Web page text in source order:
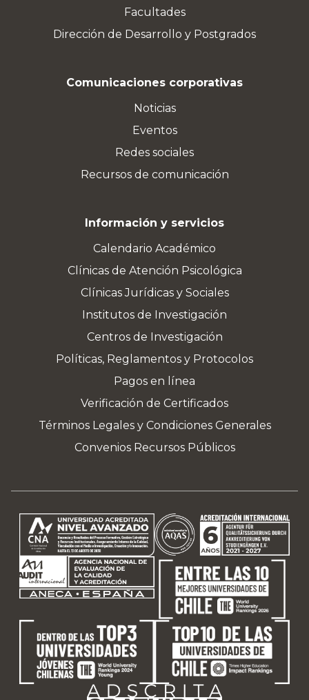
Facultades
Dirección de Desarrollo y Postgrados
Comunicaciones corporativas
Noticias
Eventos
Redes sociales
Recursos de comunicación
Información y servicios
Calendario Académico
Clínicas de Atención Psicológica
Clínicas Jurídicas y Sociales
Institutos de Investigación
Centros de Investigación
Políticas, Reglamentos y Protocolos
Pagos en línea
Verificación de Certificados
Términos Legales y Condiciones Generales
Convenios Recursos Públicos